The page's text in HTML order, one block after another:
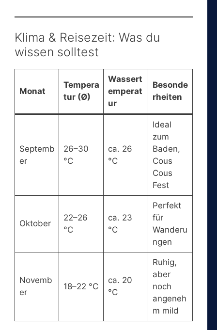
Klima & Reisezeit: Was du
wissen solltest
Monat
Tempera
tur (Ø)
Wassert
emperat
ur
Besonde
rheiten
Septemb
er
26–30
°C
ca. 26
°C
Ideal
zum
Baden,
Cous
Cous
Fest
Oktober
22–26
°C
ca. 23
°C
Perfekt
für
Wanderu
ngen
Novemb
er
18–22 °C
ca. 20
°C
Ruhig,
aber
noch
angeneh
m mild